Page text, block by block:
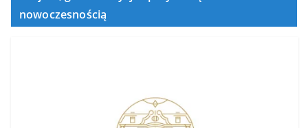
nowoczesnością